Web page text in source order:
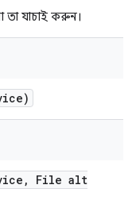
তা যাচাই করুন।
,
File alt